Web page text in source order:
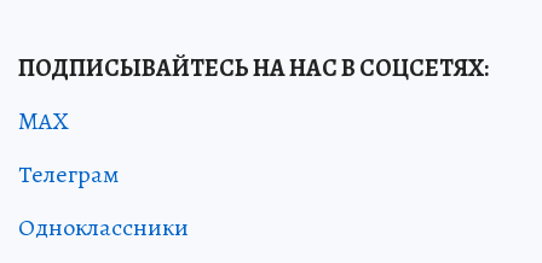
ПОДПИСЫВАЙТЕСЬ НА НАС В СОЦСЕТЯХ:
MAX
Телеграм
Одноклассники